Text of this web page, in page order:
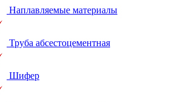
Наплавляемые материалы
Труба абсестоцементная
Шифер